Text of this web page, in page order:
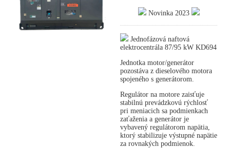
Novinka 2023
Jednofázová naftová
elektrocentrála 87/95 kW KD694
Jednotka motor/generátor
pozostáva z dieselového motora
spojeného s generátorom.
Regulátor na motore zaisťuje
stabilnú prevádzkovú rýchlosť
pri meniacich sa podmienkach
zaťaženia a generátor je
vybavený regulátorom napätia,
ktorý stabilizuje výstupné napätie
za rovnakých podmienok.